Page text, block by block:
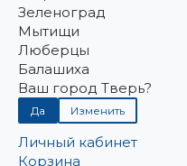
Зеленоград
Мытищи
Люберцы
Балашиха
Ваш город Тверь?
Да Изменить
Личный кабинет
Корзина